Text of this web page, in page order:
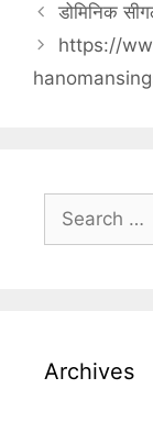
डोमिनिक
https://
Search
for:
Archives